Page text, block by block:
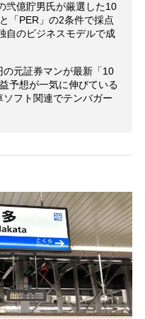
弐億貯男氏が厳選した10
「PER」の2条件で採点
のビジネスモデルで成
元証券マンが最新「10
予想が一気に伸びている
フト関連でテンバガー